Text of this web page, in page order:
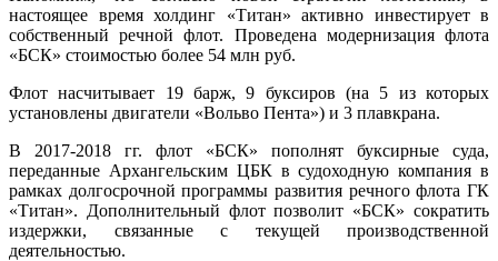
настоящее время холдинг «Титан» активно инвестирует в
собственный речной флот. Проведена модернизация флота
«БСК» стоимостью более 54 млн руб.
Флот насчитывает 19 барж, 9 буксиров (на 5 из которых
установлены двигатели «Вольво Пента») и 3 плавкрана.
В 2017-2018 гг. флот «БСК» пополнят буксирные суда,
переданные Архангельским ЦБК в судоходную компания в
рамках долгосрочной программы развития речного флота ГК
«Титан». Дополнительный флот позволит «БСК» сократить
издержки, связанные с текущей производственной
деятельностью.